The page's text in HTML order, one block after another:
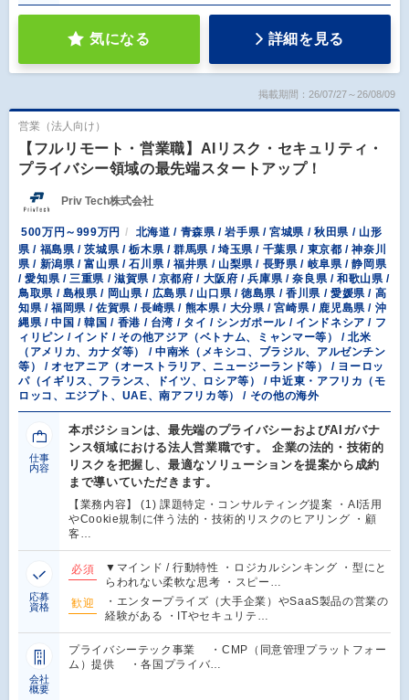
気になる 詳細を見る
掲載期間：26/07/27～26/08/09
営業（法人向け）
【フルリモート・営業職】AIリスク・セキュリティ・
プライバシー領域の最先端スタートアップ！
Priv Tech株式会社
500万円～999万円
北海道 / 青森県 / 岩手県 / 宮城県 / 秋田県 / 山形
県 / 福島県 / 茨城県 / 栃木県 / 群馬県 / 埼玉県 / 千葉県 / 東京都 / 神奈川
県 / 新潟県 / 富山県 / 石川県 / 福井県 / 山梨県 / 長野県 / 岐阜県 / 静岡県
/ 愛知県 / 三重県 / 滋賀県 / 京都府 / 大阪府 / 兵庫県 / 奈良県 / 和歌山県 /
鳥取県 / 島根県 / 岡山県 / 広島県 / 山口県 / 徳島県 / 香川県 / 愛媛県 / 高
知県 / 福岡県 / 佐賀県 / 長崎県 / 熊本県 / 大分県 / 宮崎県 / 鹿児島県 / 沖
縄県 / 中国 / 韓国 / 香港 / 台湾 / タイ / シンガポール / インドネシア / フ
ィリピン / インド / その他アジア（ベトナム、ミャンマー等） / 北米
（アメリカ、カナダ等） / 中南米（メキシコ、ブラジル、アルゼンチン
等） / オセアニア（オーストラリア、ニュージーランド等） / ヨーロッ
パ（イギリス、フランス、ドイツ、ロシア等） / 中近東・アフリカ（モ
ロッコ、エジプト、UAE、南アフリカ等） / その他の海外
仕事
内容
本ポジションは、最先端のプライバシーおよびAIガバナ
ンス領域における法人営業職です。 企業の法的・技術的
リスクを把握し、最適なソリューションを提案から成約
まで導いていただきます。
【業務内容】 (1) 課題特定・コンサルティング提案 ・AI活用
やCookie規制に伴う法的・技術的リスクのヒアリング ・顧
客…
応募
資格
必須
▼マインド / 行動特性 ・ロジカルシンキング ・型にと
らわれない柔軟な思考 ・スピー…
歓迎
・エンタープライズ（大手企業）やSaaS製品の営業の
経験がある ・ITやセキュリテ…
会社
概要
プライバシーテック事業 ・CMP（同意管理プラットフォー
ム）提供 ・各国プライバ…